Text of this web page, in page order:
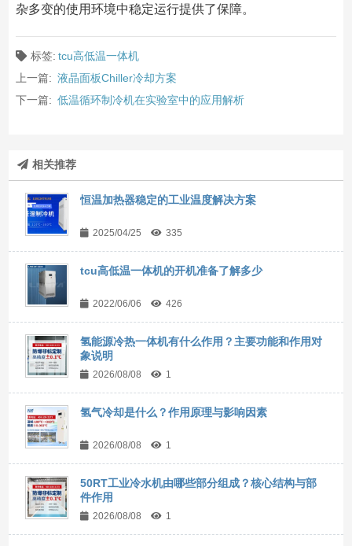
杂多变的使用环境中稳定运行提供了保障。
标签: tcu高低温一体机
上一篇: 液晶面板Chiller冷却方案
下一篇: 低温循环制冷机在实验室中的应用解析
相关推荐
恒温加热器稳定的工业温度解决方案
2025/04/25 335
tcu高低温一体机的开机准备了解多少
2022/06/06 426
氢能源冷热一体机有什么作用？主要功能和作用对
象说明
2026/08/08 1
氢气冷却是什么？作用原理与影响因素
2026/08/08 1
50RT工业冷水机由哪些部分组成？核心结构与部
件作用
2026/08/08 1